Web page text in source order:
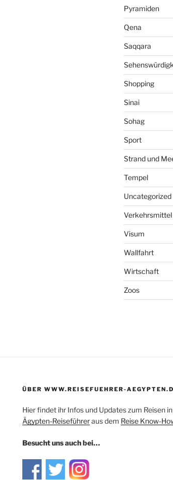
Pyramiden
Qena
Saqqara
Shopping
Sinai
Sohag
Sport
Strand und
Tempel
Uncategorized
Verkehrsmittel
Visum
Wallfahrt
Wirtschaft
Zoos
ÜBER WWW.REISEFUEHRER-
Hier findet ihr Infos und Updates zum Reisen
Ägypten-Reiseführeraus dem Reise Know-
Besucht uns auch bei…